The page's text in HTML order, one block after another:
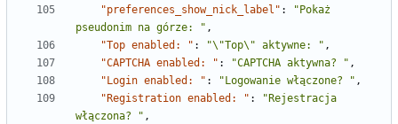
"preferences_show_nick_label" :
"Pokaż
pseudonim na górze: " ,
"Top enabled: " : "\"Top\" aktywne: " ,
"CAPTCHA enabled: " : "CAPTCHA aktywna? " ,
"Login enabled: " : "Logowanie włączone? " ,
"Registration enabled: " :
"Rejestracja
włączona? " ,